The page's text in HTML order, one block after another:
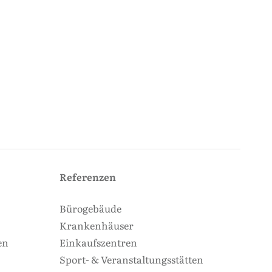
Referenzen
Bürogebäude
Krankenhäuser
Einkaufszentren
Sport- & Veranstaltungsstätten